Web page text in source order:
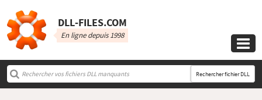
DLL‑FILES.COM
En ligne depuis 1998

Rechercher fichier DLL